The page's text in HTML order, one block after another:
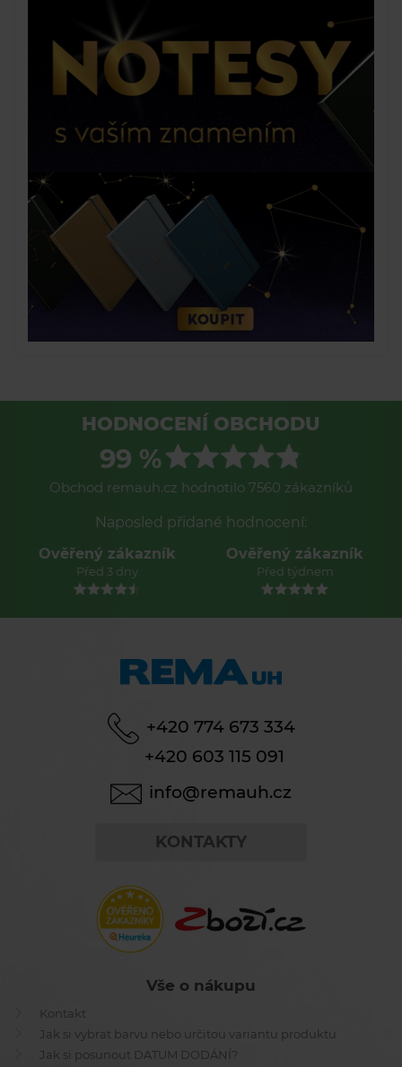
HODNOCENÍ OBCHODU
99 %
Obchod remauh.cz hodnotilo 7560 zákazníků
Naposled přidané hodnocení:
Ověřený zákazník
Před 3 dny
Ověřený zákazník
Před týdnem
+420 774 673 334
+420 603 115 091
info@remauh.cz
KONTAKTY
Vše o nákupu
Kontakt
Jak si vybrat barvu nebo určitou variantu produktu
Jak si posunout DATUM DODÁNÍ?